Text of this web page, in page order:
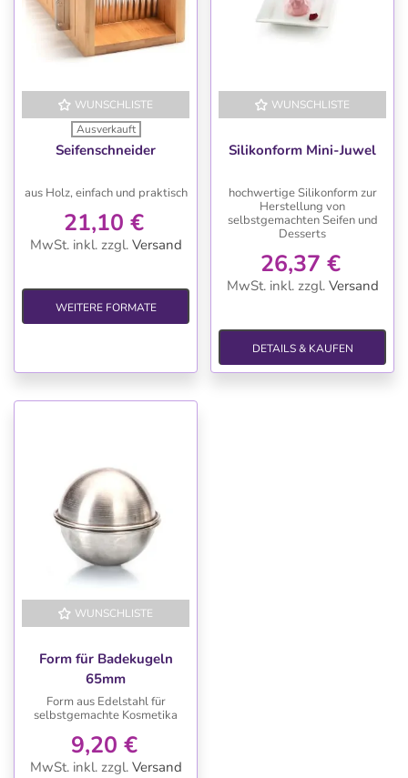
WUNSCHLISTE
Ausverkauft
Seifenschneider
aus Holz, einfach und praktisch
21,10 €
MwSt. inkl. zzgl. Versand
WEITERE FORMATE
WUNSCHLISTE
Silikonform Mini-Juwel
hochwertige Silikonform zur
Herstellung von
selbstgemachten Seifen und
Desserts
26,37 €
MwSt. inkl. zzgl. Versand
DETAILS & KAUFEN
WUNSCHLISTE
Form für Badekugeln
65mm
Form aus Edelstahl für
selbstgemachte Kosmetika
9,20 €
MwSt. inkl. zzgl. Versand